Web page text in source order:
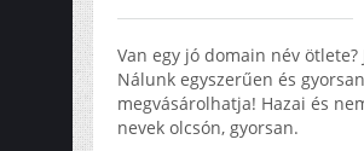
Van egy jó domain név ötlete?
Nálunk egyszerűen és gyorsan
megvásárolhatja! Hazai és
nevek olcsón, gyorsan.